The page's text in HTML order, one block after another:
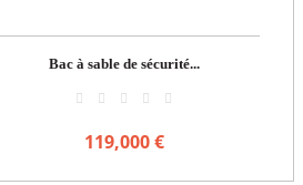
Bac à sable de sécurité...
119,000 €